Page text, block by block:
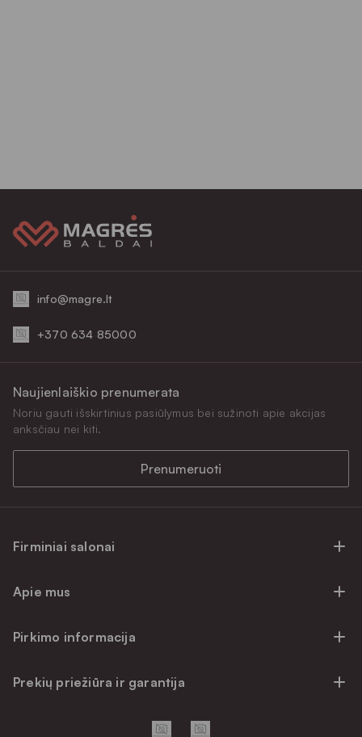
info@magre.lt
+370 634 85000
Firminiai salonai
Firminiai salonai Klaipėdoje
Prekių atsiėmimo punktai
Apie mus
Atsiliepimai
Pirkimo informacija
Pirkimo sąlygos
Prekių priežiūra ir garantija
Naujienlaiškio prenumerata
Noriu gauti išskirtinius pasiūlymus bei sužinoti apie akcijas
anksčiau nei kiti.
Prenumeruoti